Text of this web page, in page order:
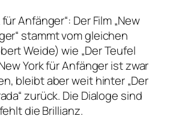
für Anfänger“: Der Film „New
stammt vom gleichen
Weide) wie „Der Teufel
York für Anfänger ist zwar
bleibt aber weit hinter „Der
zurück. Die Dialoge sind
die Brillianz.